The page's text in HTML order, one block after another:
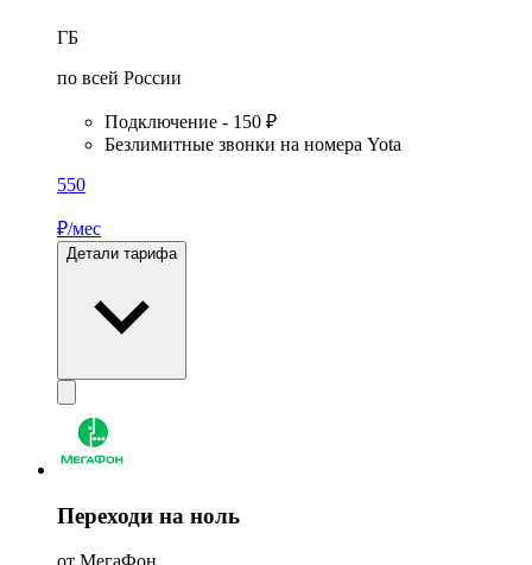
ГБ
по всей России
Подключение - 150 ₽
Безлимитные звонки на номера Yota
550
₽/мес
Детали тарифа
Переходи на ноль